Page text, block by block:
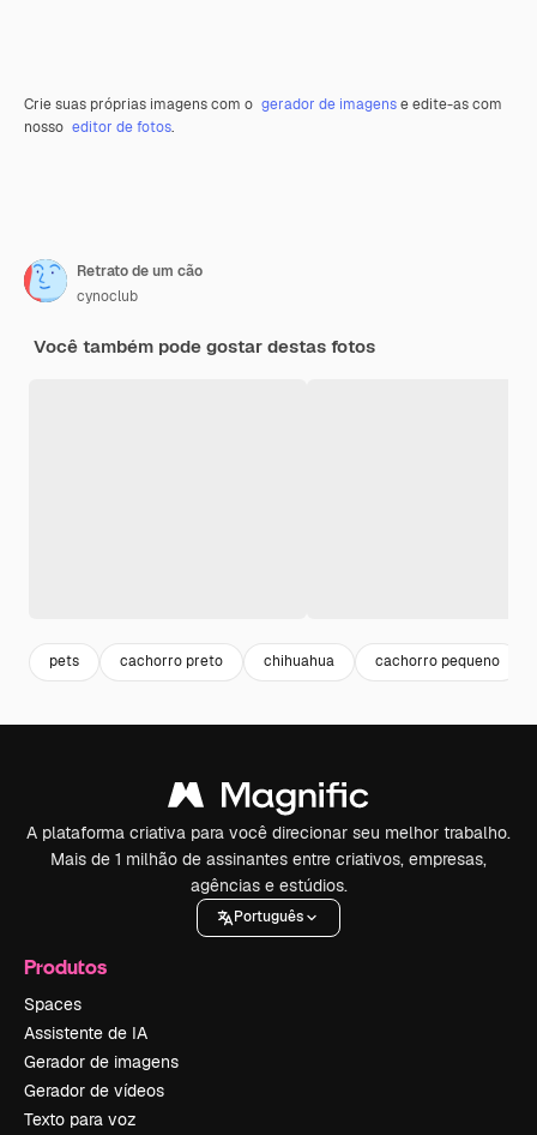
Crie suas próprias imagens com o gerador de imagense edite-as com
nosso editor de fotos.
Retrato de um cão
cynoclub
Você também pode gostar destas fotos
pets cachorro preto chihuahua cachorro pequeno
A plataforma criativa para você direcionar seu melhor trabalho.
Mais de 1 milhão de assinantes entre criativos, empresas,
agências e estúdios.
Português
Produtos
Spaces
Assistente de IA
Gerador de imagens
Gerador de vídeos
Texto para voz